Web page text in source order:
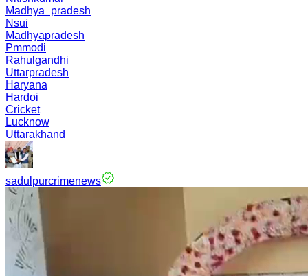
Madhya_pradesh
Nsui
Madhyapradesh
Pmmodi
Rahulgandhi
Uttarpradesh
Haryana
Hardoi
Cricket
Lucknow
Uttarakhand
sadulpurcrimenews